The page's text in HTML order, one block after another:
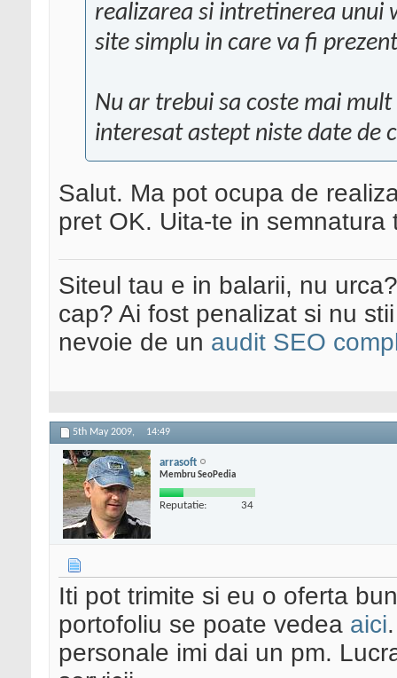
realizarea si intretinerea unui
site simplu in care va fi
Nu ar trebui sa coste mai
interesat astept niste date de
Salut. Ma pot ocupa de
pret OK. Uita-te in semnatura
Siteul tau e in balarii, nu
cap? Ai fost penalizat si nu
nevoie de un audit SEO
5th May 2009, 14:49
arrasoft
Membru SeoPedia
Reputatie: 34
Iti pot trimite si eu o oferta
portofoliu se poate vedea aici
personale imi dai un pm.